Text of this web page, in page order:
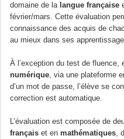
domaine de la langue française
février/mars. Cette évaluation
connaissance des acquis de
au mieux dans ses
À l’exception du test de fluence,
numérique, via une plateforme
d’un mot de passe, l’élève se
correction est automatique.
L’évaluation est composée de
français et en mathématiques,